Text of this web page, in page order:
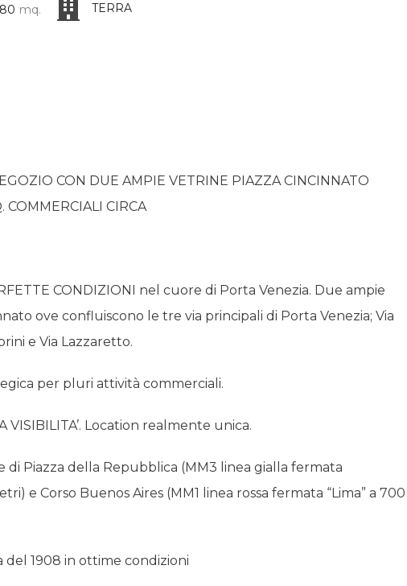
80 mq. TERRA
CON DUE AMPIE VETRINE PIAZZA CINCINNATO
COMMERCIALI CIRCA
CONDIZIONI nel cuore di Porta Venezia. Due ampie
ove confluiscono le tre via principali di Porta Venezia; Via
e Via Lazzaretto.
per pluri attività commerciali.
VISIBILITA’. Location realmente unica.
di Piazza della Repubblica (MM3 linea gialla fermata
e Corso Buenos Aires (MM1 linea rossa fermata “Lima” a 700
del 1908 in ottime condizioni